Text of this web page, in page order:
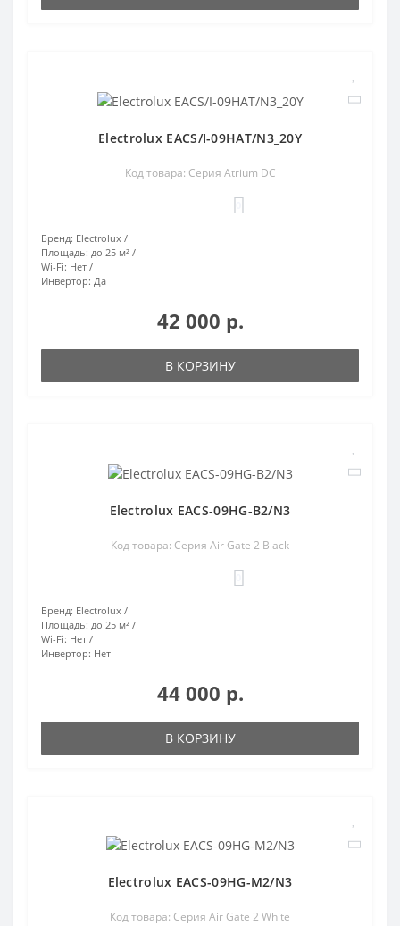
Electrolux EACS/I-09HAT/N3_20Y
Код товара: Серия Atrium DC
Бренд: Electrolux
Площадь: до 25 м²
Wi-Fi: Нет
Инвертор: Да
42 000 р.
В КОРЗИНУ
Electrolux EACS-09HG-B2/N3
Код товара: Серия Air Gate 2 Black
Бренд: Electrolux
Площадь: до 25 м²
Wi-Fi: Нет
Инвертор: Нет
44 000 р.
В КОРЗИНУ
Electrolux EACS-09HG-M2/N3
Код товара: Серия Air Gate 2 White